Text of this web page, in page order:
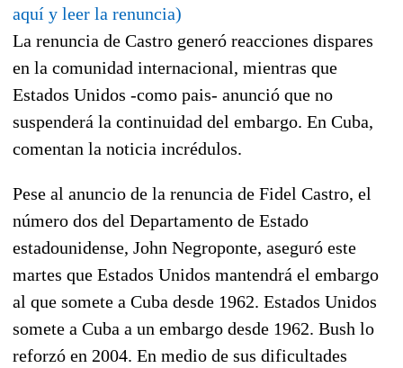
aquí y leer la renuncia)
La renuncia de Castro generó reacciones dispares
en la comunidad internacional, mientras que
Estados Unidos -como pais- anunció que no
suspenderá la continuidad del embargo. En Cuba,
comentan la noticia incrédulos.
Pese al anuncio de la renuncia de Fidel Castro, el
número dos del Departamento de Estado
estadounidense, John Negroponte, aseguró este
martes que Estados Unidos mantendrá el embargo
al que somete a Cuba desde 1962. Estados Unidos
somete a Cuba a un embargo desde 1962. Bush lo
reforzó en 2004. En medio de sus dificultades